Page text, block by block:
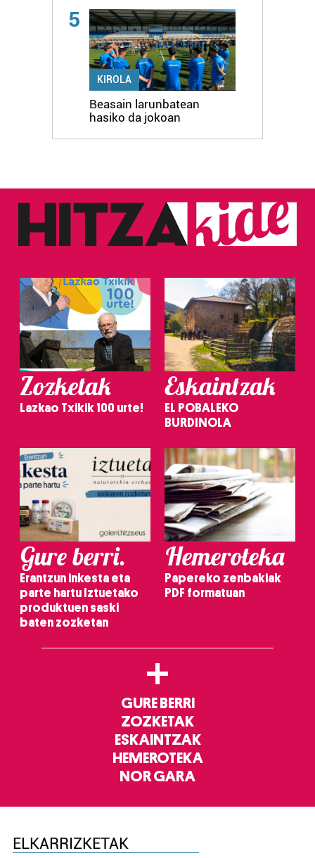
5
KIROLA
Beasain larunbatean
hasiko da jokoan
Zozketak
Lazkao Txikik 100 urte!
Eskaintzak
EL POBALEKO
BURDINOLA
Gure berri.
Erantzun inkesta eta
parte hartu Iztuetako
produktuen saski
baten zozketan
Hemeroteka
Papereko zenbakiak
PDF formatuan
+
GURE BERRI
ZOZKETAK
ESKAINTZAK
HEMEROTEKA
NOR GARA
ELKARRIZKETAK